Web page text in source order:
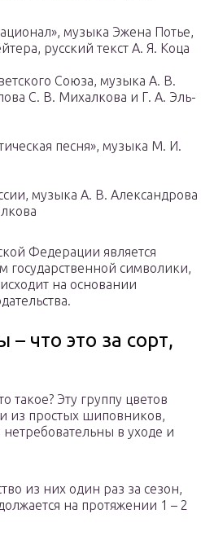
музыка Эжена Потье,
русский текст А. Я. Коца
Союза, музыка А. В.
С. В. Михалкова и Г. А. Эль-
песня», музыка М. И.
музыка А. В. Александрова
Федерации является
государственной символики,
на основании
что это за сорт,
такое? Эту группу цветов
из простых шиповников,
в уходе и
из них один раз за сезон,
на протяжении 1 – 2